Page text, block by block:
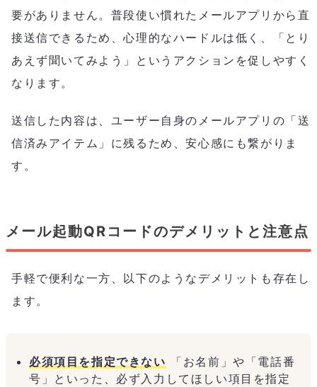
要がありません。普段使い慣れたメールアプリから直
接送信できるため、心理的なハードルは低く、「とり
あえず聞いてみよう」というアクションを促しやすく
なります。
送信した内容は、ユーザー自身のメールアプリの「送
信済みアイテム」に残るため、安心感にも繋がりま
す。
メール起動QRコードのデメリットと注意点
手軽で便利な一方、以下のようなデメリットも存在し
ます。
必須項目を指定できない 「お名前」や「電話番
号」といった、必ず入力してほしい項目を指定